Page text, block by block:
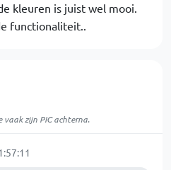
kleuren is juist wel mooi.
functionaliteit..
zijn PIC achterna.